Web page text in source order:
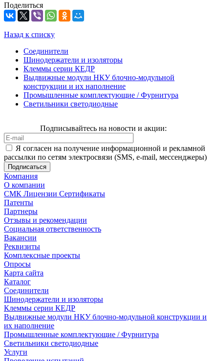
Поделиться
Назад к списку
Соединители
Шинодержатели и изоляторы
Клеммы серии КЕДР
Выдвижные модули НКУ блочно-модульной
конструкции и их наполнение
Промышленные комплектующие / Фурнитура
Светильники светодиодные
Подписывайтесь на новости и акции:
Я согласен на получение информационной и рекламной
рассылки по сетям электросвязи (SMS, e-mail, мессенджеры)
Компания
О компании
СМК Лицензии Сертификаты
Патенты
Партнеры
Отзывы и рекомендации
Социальная ответственность
Вакансии
Реквизиты
Комплексные проекты
Опросы
Карта сайта
Каталог
Соединители
Шинодержатели и изоляторы
Клеммы серии КЕДР
Выдвижные модули НКУ блочно-модульной конструкции и
их наполнение
Промышленные комплектующие / Фурнитура
Светильники светодиодные
Услуги